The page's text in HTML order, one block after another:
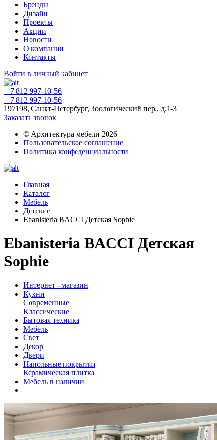
Бренды
Дизайн
Проекты
Акции
Новости
О компании
Контакты
Войти в личный кабинет
+ 7 812 997-10-56
+ 7 812 997-10-56
197198, Санкт-Петербург, Зоологический пер., д.1-3
Заказать звонок
© Архитектура мебели 2026
Пользовательское соглашение
Политика конфеденциальности
Главная
Каталог
Мебель
Детские
Ebanisteria BACCI Детская Sophie
Ebanisteria BACCI Детская
Sophie
Интернет - магазин
Кухни
Современные
Классические
Бытовая техника
Мебель
Свет
Декор
Двери
Напольные покрытия
Керамическая плитка
Мебель в наличии